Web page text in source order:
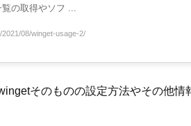
覧の取得やソフ ...
08/winget-usage-2/
そのものの設定方法やその他情